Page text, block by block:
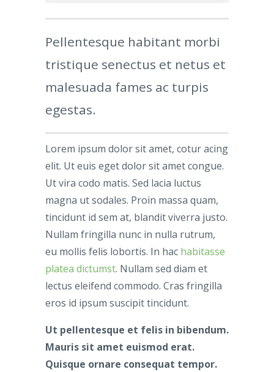
Pellentesque habitant morbi
tristique senectus et netus et
malesuada fames ac turpis
egestas.
Lorem ipsum dolor sit amet, cotur acing
elit. Ut euis eget dolor sit amet congue.
Ut vira codo matis. Sed lacia luctus
magna ut sodales. Proin massa quam,
tincidunt id sem at, blandit viverra justo.
Nullam fringilla nunc in nulla rutrum,
eu mollis felis lobortis. In hac habitasse
platea dictumst. Nullam sed diam et
lectus eleifend commodo. Cras fringilla
eros id ipsum suscipit tincidunt.
Ut pellentesque et felis in bibendum.
Mauris sit amet euismod erat.
Quisque ornare consequat tempor.